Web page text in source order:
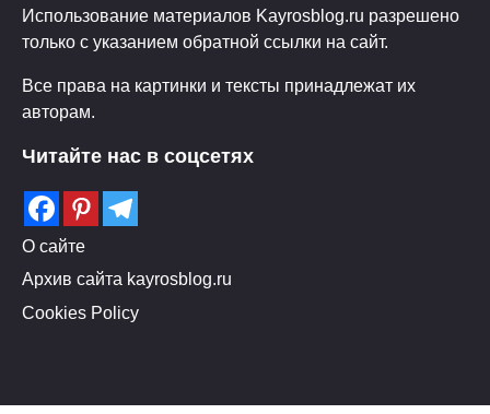
Использование материалов Kayrosblog.ru разрешено
только с указанием обратной ссылки на сайт.
Все права на картинки и тексты принадлежат их
авторам.
Читайте нас в соцсетях
О сайте
Архив сайта kayrosblog.ru
Cookies Policy